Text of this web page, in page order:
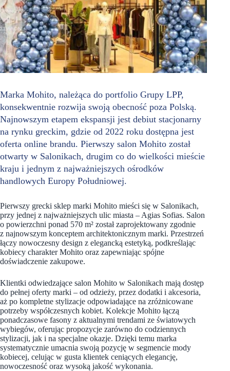
Marka Mohito, należąca do portfolio Grupy LPP,
konsekwentnie rozwija swoją obecność poza Polską.
Najnowszym etapem ekspansji jest debiut stacjonarny
na rynku greckim, gdzie od 2022 roku dostępna jest
oferta online brandu. Pierwszy salon Mohito został
otwarty w Salonikach, drugim co do wielkości mieście
kraju i jednym z najważniejszych ośrodków
handlowych Europy Południowej.
Pierwszy grecki sklep marki Mohito mieści się w Salonikach,
przy jednej z najważniejszych ulic miasta – Agias Sofias. Salon
o powierzchni ponad 570 m² został zaprojektowany zgodnie
z najnowszym konceptem architektonicznym marki. Przestrzeń
łączy nowoczesny design z elegancką estetyką, podkreślając
kobiecy charakter Mohito oraz zapewniając spójne
doświadczenie zakupowe.
Klientki odwiedzające salon Mohito w Salonikach mają dostęp
do pełnej oferty marki – od odzieży, przez dodatki i akcesoria,
aż po kompletne stylizacje odpowiadające na zróżnicowane
potrzeby współczesnych kobiet. Kolekcje Mohito łączą
ponadczasowe fasony z aktualnymi trendami ze światowych
wybiegów, oferując propozycje zarówno do codziennych
stylizacji, jak i na specjalne okazje. Dzięki temu marka
systematycznie umacnia swoją pozycję w segmencie mody
kobiecej, celując w gusta klientek ceniących elegancję,
nowoczesność oraz wysoką jakość wykonania.